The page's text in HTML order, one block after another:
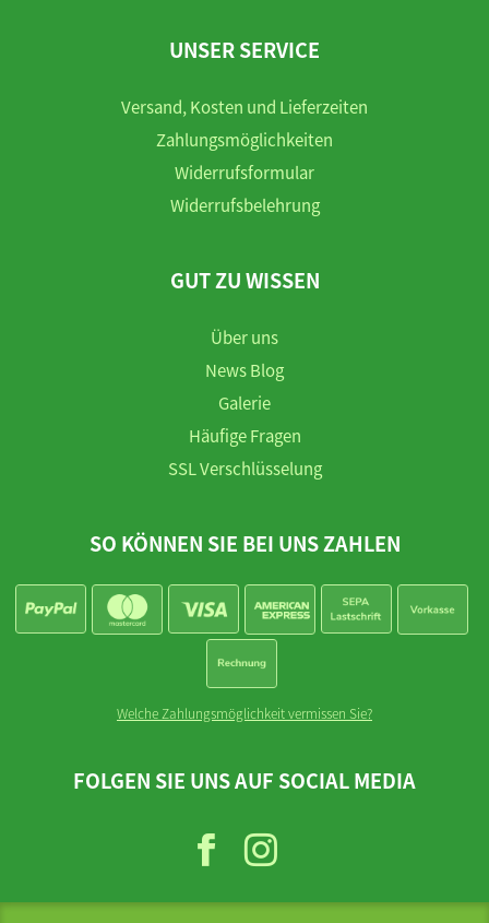
UNSER SERVICE
Versand, Kosten und Lieferzeiten
Zahlungsmöglichkeiten
Widerrufsformular
Widerrufsbelehrung
GUT ZU WISSEN
Über uns
News Blog
Galerie
Häufige Fragen
SSL Verschlüsselung
SO KÖNNEN SIE BEI UNS ZAHLEN
Welche Zahlungsmöglichkeit vermissen Sie?
FOLGEN SIE UNS AUF SOCIAL MEDIA